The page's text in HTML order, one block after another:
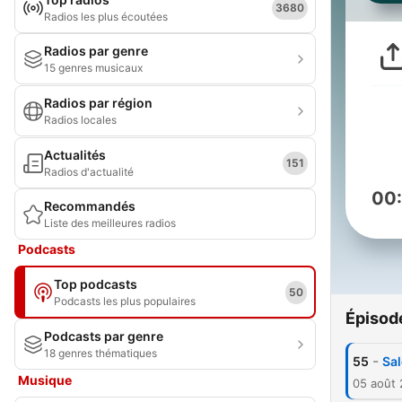
Radios les plus écoutées
3680
Radios par genre
15 genres musicaux
Radios par région
Radios locales
Actualités
Radios d'actualité
151
Recommandés
Liste des meilleures radios
Podcasts
Top podcasts
Podcasts les plus populaires
50
Podcasts par genre
18 genres thématiques
Musique
55 -
05 août